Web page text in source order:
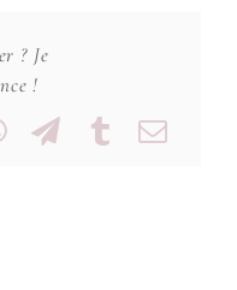
? Je
!
WhatsApp
Telegram
Tumblr